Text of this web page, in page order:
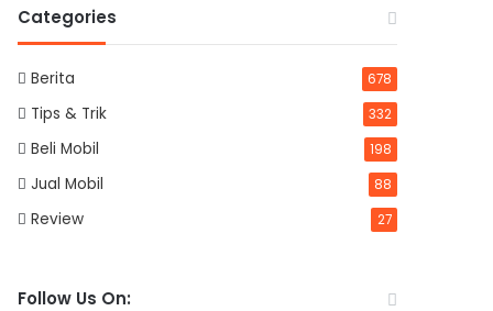
Categories
Berita 678
Tips & Trik 332
Beli Mobil 198
Jual Mobil 88
Review 27
Follow Us On: